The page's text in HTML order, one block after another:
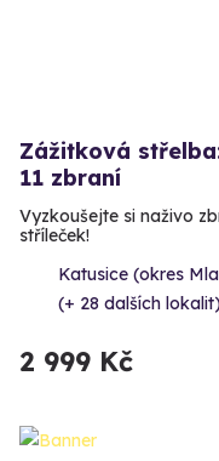
Zážitková
11 zbraní
Vyzkoušejte si naživo
stříleček!
Katusice (okres
(+ 28 dalších lokalit)
2 999 Kč